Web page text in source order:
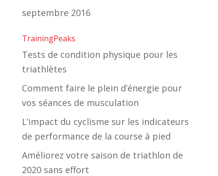
septembre 2016
TrainingPeaks
Tests de condition physique pour les
triathlètes
Comment faire le plein d’énergie pour
vos séances de musculation
L’impact du cyclisme sur les indicateurs
de performance de la course à pied
Améliorez votre saison de triathlon de
2020 sans effort